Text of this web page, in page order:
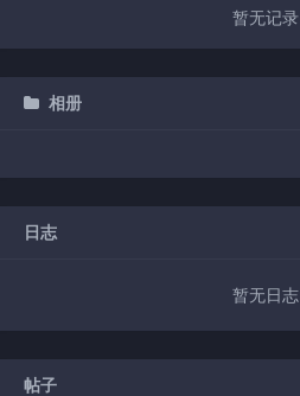
暂无记录
相册
日志
暂无日志
帖子